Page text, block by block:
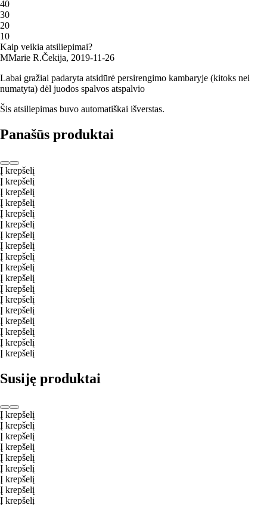
40
30
20
10
Kaip veikia atsiliepimai?
MMarie R.Čekija, 2019‑11‑26
Labai gražiai padaryta atsidūrė persirengimo kambaryje (kitoks nei
numatyta) dėl juodos spalvos atspalvio
Šis atsiliepimas buvo automatiškai išverstas.
Panašūs produktai
Į krepšelį
Į krepšelį
Į krepšelį
Į krepšelį
Į krepšelį
Į krepšelį
Į krepšelį
Į krepšelį
Į krepšelį
Į krepšelį
Į krepšelį
Į krepšelį
Į krepšelį
Į krepšelį
Į krepšelį
Į krepšelį
Į krepšelį
Į krepšelį
Susiję produktai
Į krepšelį
Į krepšelį
Į krepšelį
Į krepšelį
Į krepšelį
Į krepšelį
Į krepšelį
Į krepšelį
Į krepšelį